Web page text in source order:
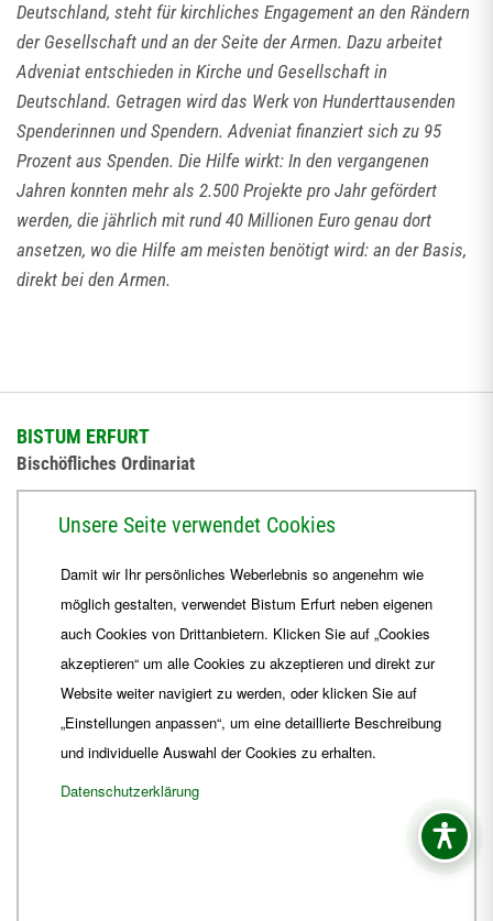
Deutschland, steht für kirchliches Engagement an den Rändern
der Gesellschaft und an der Seite der Armen. Dazu arbeitet
Adveniat entschieden in Kirche und Gesellschaft in
Deutschland. Getragen wird das Werk von Hunderttausenden
Spenderinnen und Spendern. Adveniat finanziert sich zu 95
Prozent aus Spenden. Die Hilfe wirkt: In den vergangenen
Jahren konnten mehr als 2.500 Projekte pro Jahr gefördert
werden, die jährlich mit rund 40 Millionen Euro genau dort
ansetzen, wo die Hilfe am meisten benötigt wird: an der Basis,
direkt bei den Armen.
BISTUM ERFURT
Bischöfliches Ordinariat
+49 361 6572-444
ordinariat Bistum-Erfurt.de
Unsere Seite verwendet Cookies
Damit wir Ihr persönliches Weberlebnis so angenehm wie
möglich gestalten, verwendet Bistum Erfurt neben eigenen
auch Cookies von Drittanbietern. Klicken Sie auf „Cookies
akzeptieren“ um alle Cookies zu akzeptieren und direkt zur
Website weiter navigiert zu werden, oder klicken Sie auf
„Einstellungen anpassen“, um eine detaillierte Beschreibung
und individuelle Auswahl der Cookies zu erhalten.
Datenschutzerklärung